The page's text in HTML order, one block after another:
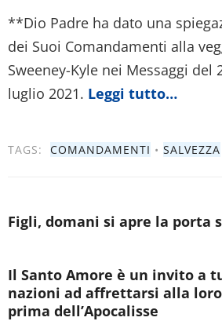
**Dio Padre ha dato una
dei Suoi Comandamenti alla
Sweeney-Kyle nei Messaggi del
luglio 2021. Leggi tutto…
TAGS: COMANDAMENTI • SALVEZZA
Figli, domani si apre la porta
Il Santo Amore è un invito a
nazioni ad affrettarsi alla
prima dell’Apocalisse